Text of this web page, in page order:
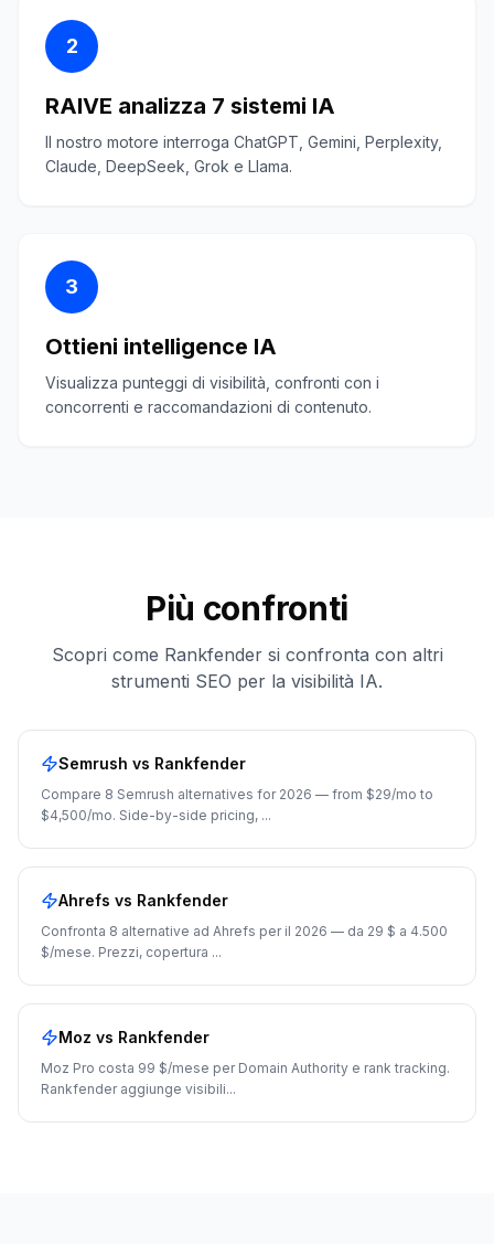
2
RAIVE analizza 7 sistemi IA
Il nostro motore interroga ChatGPT, Gemini, Perplexity,
Claude, DeepSeek, Grok e Llama.
3
Ottieni intelligence IA
Visualizza punteggi di visibilità, confronti con i
concorrenti e raccomandazioni di contenuto.
Più confronti
Scopri come Rankfender si confronta con altri
strumenti SEO per la visibilità IA.
Semrush vs Rankfender
Compare 8 Semrush alternatives for 2026 — from $29/mo to
$4,500/mo. Side-by-side pricing, ...
Ahrefs vs Rankfender
Confronta 8 alternative ad Ahrefs per il 2026 — da 29 $ a 4.500
$/mese. Prezzi, copertura ...
Moz vs Rankfender
Moz Pro costa 99 $/mese per Domain Authority e rank tracking.
Rankfender aggiunge visibili...